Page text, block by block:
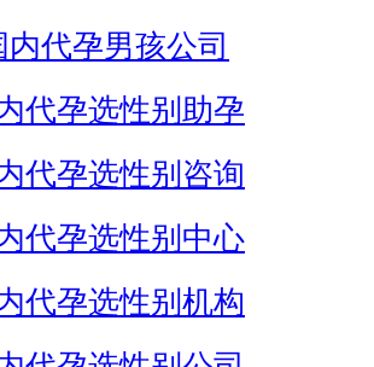
内代孕男孩公司
代孕选性别助孕
代孕选性别咨询
代孕选性别中心
代孕选性别机构